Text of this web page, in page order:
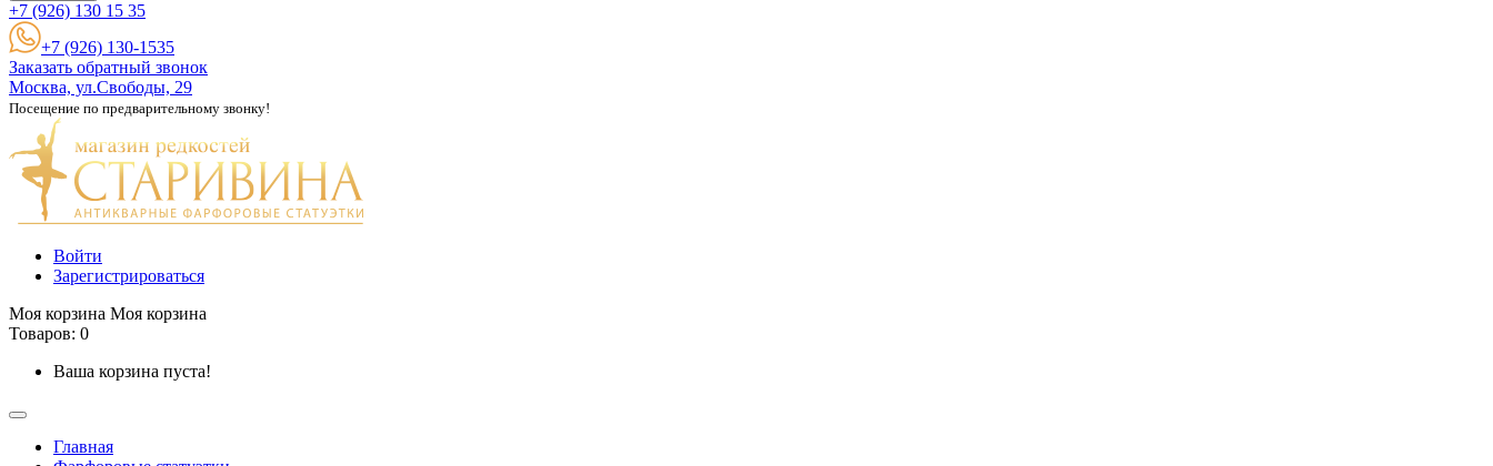
+7 (926) 130 15 35
+7 (926) 130-1535
Заказать обратный звонок
Москва, ул.Свободы, 29
Посещение по предварительному звонку!
Войти
Зарегистрироваться
Моя корзина Моя корзина
Товаров: 0
Ваша корзина пуста!
Главная